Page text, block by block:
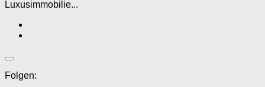
Luxusimmobilie...
Folgen: